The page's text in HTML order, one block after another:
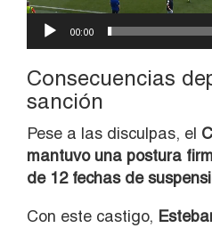
00:00
Consecuencias
sanción
Pese a las disculpas, el
mantuvo una postura
de 12 fechas de
Con este castigo,